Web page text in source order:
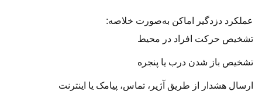
عملکرد دزدگیر اماکن به‌صورت خلاصه:
تشخیص حرکت افراد در محیط
تشخیص باز شدن درب یا پنجره
ارسال هشدار از طریق آژیر، تماس، پیامک یا اینترنت